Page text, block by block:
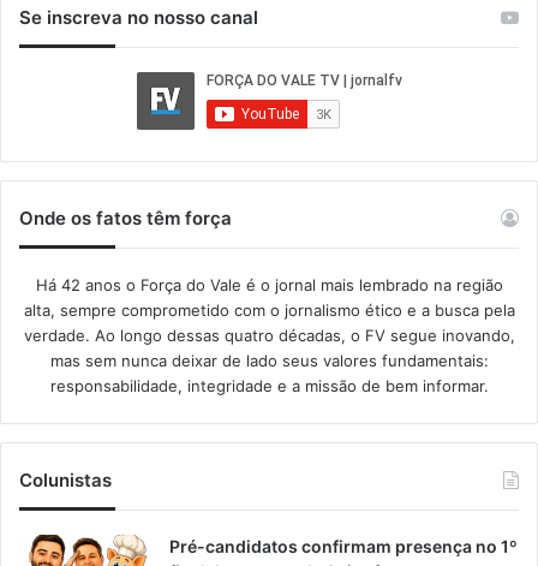
Se inscreva no nosso canal
Onde os fatos têm força
Há 42 anos o Força do Vale é o jornal mais lembrado na região
alta, sempre comprometido com o jornalismo ético e a busca pela
verdade. Ao longo dessas quatro décadas, o FV segue inovando,
mas sem nunca deixar de lado seus valores fundamentais:
responsabilidade, integridade e a missão de bem informar.​
Colunistas
Pré-candidatos confirmam presença no 1º